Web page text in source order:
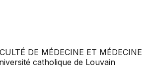
DE MÉDECINE ET MÉDECINE
catholique de Louvain